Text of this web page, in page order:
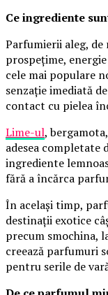
Ce ingrediente
Parfumierii aleg,
prospețime,
cele mai populare
senzație imediată
contact cu pielea
Lime-ul,
adesea completate
ingrediente
fără a încărca
În același timp,
destinații exotice
precum smochina,
creează parfumuri
pentru serile de